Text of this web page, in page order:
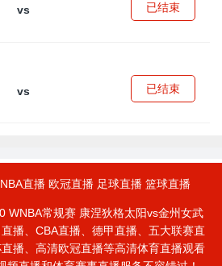
vs
已结束
vs
已结束
NBA直播 欧冠直播 足球直播 篮球直播
WNBA常规赛 康涅狄格太阳vs金州女武
播、CBA直播、德甲直播、五大联赛直
播、高清欧冠直播等高清体育直播观看